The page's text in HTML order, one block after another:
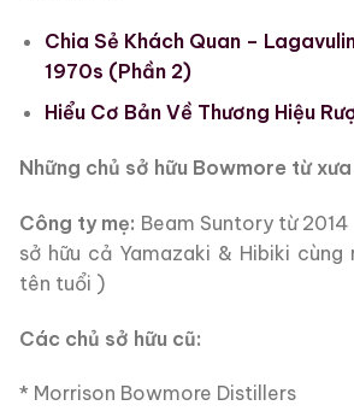
Chia Sẻ Khách Quan –
1970s (Phần 2)
Hiểu Cơ Bản Về Thương Hiệu
Những chủ sở hữu Bowmore từ
Công ty mẹ: Beam Suntory từ
sở hữu cả Yamazaki & Hibiki cùng
tên tuổi )
Các chủ sở hữu cũ:
* Morrison Bowmore Distillers